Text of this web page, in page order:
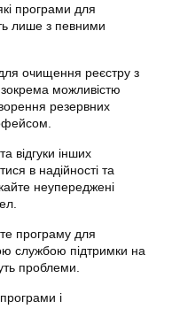
програми для
лише з певними
очищення реєстру з
можливістю
резервних
відгуки інших
в надійності та
неупереджені
програму для
службою підтримки на
проблеми.
і